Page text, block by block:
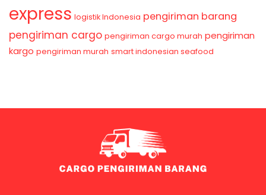
express logistik Indonesia pengiriman barang
pengiriman cargo pengiriman cargo murah pengiriman
kargo pengiriman murah smart indonesian seafood